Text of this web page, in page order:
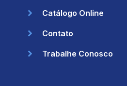
Catálogo Online
Contato
Trabalhe Conosco